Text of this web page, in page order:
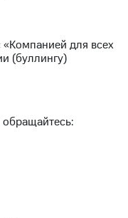
для всех
(буллингу)